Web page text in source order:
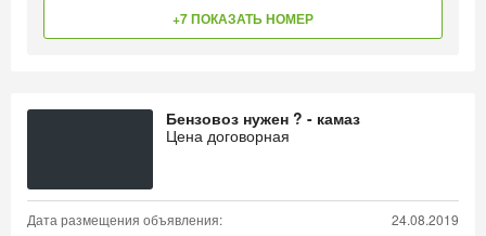
+7 ПОКАЗАТЬ НОМЕР
Бензовоз нужен ? - камаз
Цена договорная
Дата размещения объявления: 24.08.2019